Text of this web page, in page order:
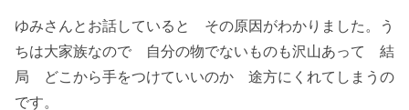
ゆみさんとお話していると その原因がわかりました。う
ちは大家族なので 自分の物でないものも沢山あって 結
局 どこから手をつけていいのか 途方にくれてしまうの
です。